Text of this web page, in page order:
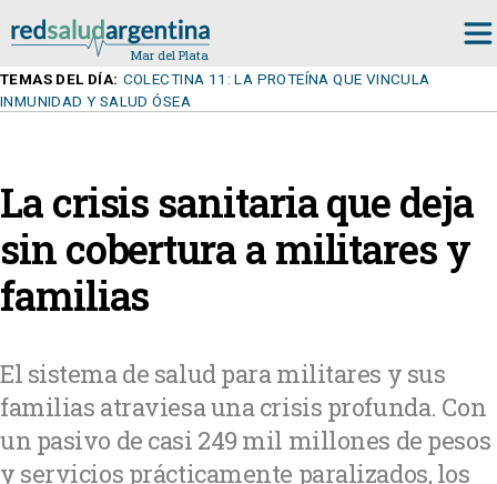
TEMAS DEL DÍA: COLECTINA 11: LA PROTEÍNA QUE VINCULA
INMUNIDAD Y SALUD ÓSEA
La crisis sanitaria que deja
sin cobertura a militares y
familias
El sistema de salud para militares y sus
familias atraviesa una crisis profunda. Con
un pasivo de casi 249 mil millones de pesos
y servicios prácticamente paralizados, los